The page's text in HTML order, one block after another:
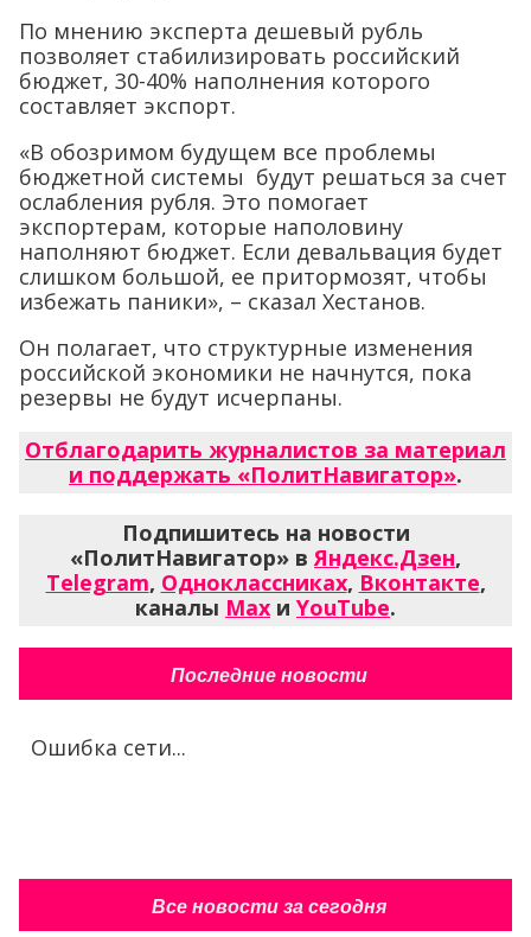
По мнению эксперта дешевый рубль
позволяет стабилизировать российский
бюджет, 30-40% наполнения которого
составляет экспорт.
«В обозримом будущем все проблемы
бюджетной системы будут решаться за счет
ослабления рубля. Это помогает
экспортерам, которые наполовину
наполняют бюджет. Если девальвация будет
слишком большой, ее притормозят, чтобы
избежать паники», – сказал Хестанов.
Он полагает, что структурные изменения
российской экономики не начнутся, пока
резервы не будут исчерпаны.
Отблагодарить журналистов за материал
и поддержать «ПолитНавигатор».
Подпишитесь на новости
«ПолитНавигатор» вЯндекс.Дзен,
Telegram, Одноклассниках, Вконтакте,
каналы Max и YouTube.
Последние новости
Ошибка сети...
Все новости за сегодня